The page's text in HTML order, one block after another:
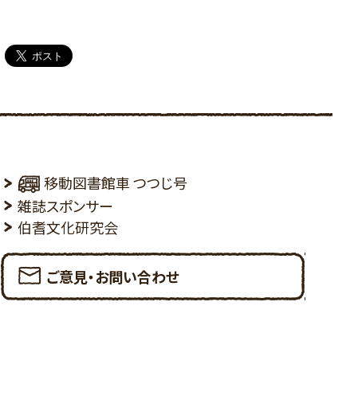
移動図書館車 つつじ号
雑誌スポンサー
伯耆文化研究会
ご意見・お問い合わせ